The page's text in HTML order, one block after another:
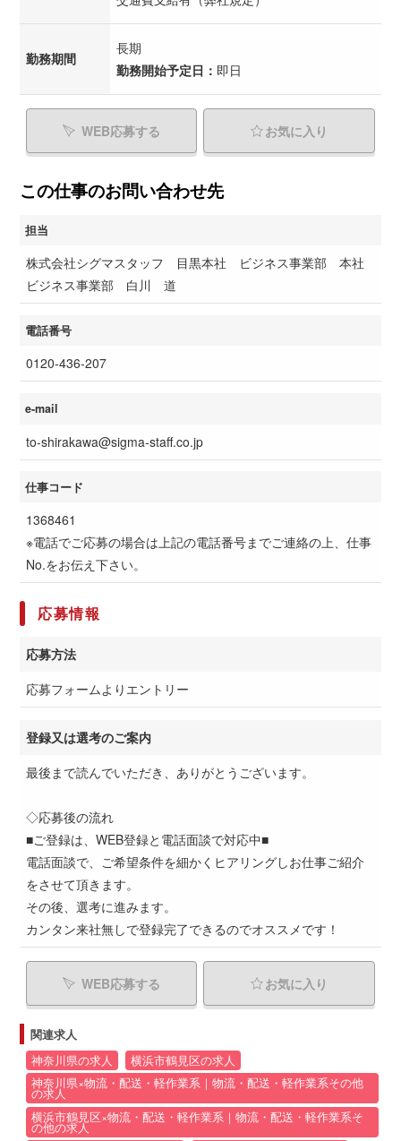
勤務期間
長期
勤務開始予定日： 即日
WEB応募する お気に入り
この仕事のお問い合わせ先
担当
株式会社シグマスタッフ 目黒本社 ビジネス事業部 本社
ビジネス事業部 白川 道
電話番号
0120-436-207
e-mail
to-shirakawa@sigma-staff.co.jp
仕事コード
1368461
※電話でご応募の場合は上記の電話番号までご連絡の上、仕事
No.をお伝え下さい。
応募情報
応募方法
応募フォームよりエントリー
登録又は選考のご案内
最後まで読んでいただき、ありがとうございます。
◇応募後の流れ
■ご登録は、WEB登録と電話面談で対応中■
電話面談で、ご希望条件を細かくヒアリングしお仕事ご紹介
をさせて頂きます。
その後、選考に進みます。
カンタン来社無しで登録完了できるのでオススメです！
WEB応募する お気に入り
関連求人
神奈川県の求人
横浜市鶴見区の求人
神奈川県×物流・配送・軽作業系｜物流・配送・軽作業系その他
の求人
横浜市鶴見区×物流・配送・軽作業系｜物流・配送・軽作業系そ
の他の求人